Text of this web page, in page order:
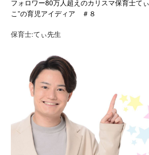
フォロワー80万人超えのカリスマ保育士て
こ”の育児アイディア ＃８
保育士:てぃ先生